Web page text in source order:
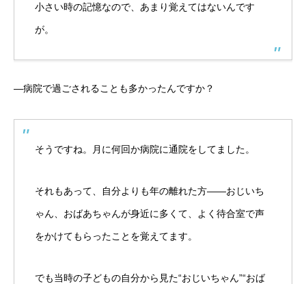
小さい時の記憶なので、あまり覚えてはないんです
が。
―病院で過ごされることも多かったんですか？
そうですね。月に何回か病院に通院をしてました。
それもあって、自分よりも年の離れた方――おじいち
ゃん、おばあちゃんが身近に多くて、よく待合室で声
をかけてもらったことを覚えてます。
でも当時の子どもの自分から見た“おじいちゃん”“おば